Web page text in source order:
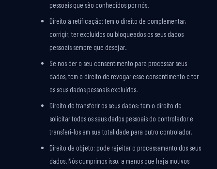
pessoais que são conhecidos por nós.
Direito à retificação: tem o direito de complementar,
corrigir, ter excluídos ou bloqueados os seus dados
pessoais sempre que desejar.
Se nos der o seu consentimento para processar seus
dados, tem o direito de revogar esse consentimento e ter
os seus dados pessoais excluídos.
Direito de transferir os seus dados: tem o direito de
solicitar todos os seus dados pessoais do controlador e
transferi-los em sua totalidade para outro controlador.
Direito de objeto: pode rejeitar o processamento dos seus
dados. Nós cumprimos isso, a menos que haja motivos